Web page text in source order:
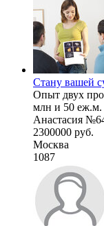
Стану вашей
Опыт двух
млн и 50 еж.м.
Анастасия
2300000 руб.
Москва
1087